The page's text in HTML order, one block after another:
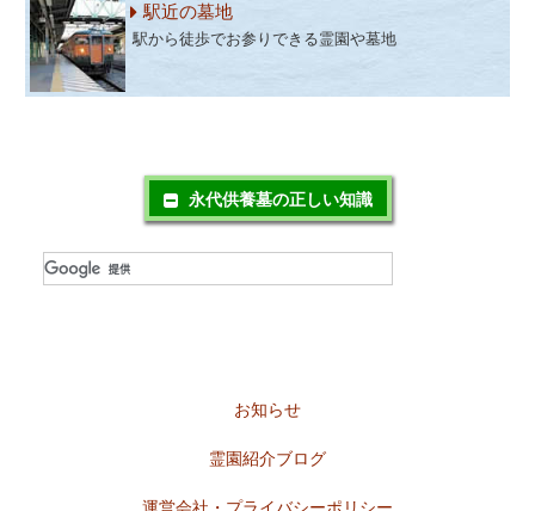
駅近の墓地
駅から徒歩でお参りできる霊園や墓地
永代供養墓の正しい知識
お知らせ
霊園紹介ブログ